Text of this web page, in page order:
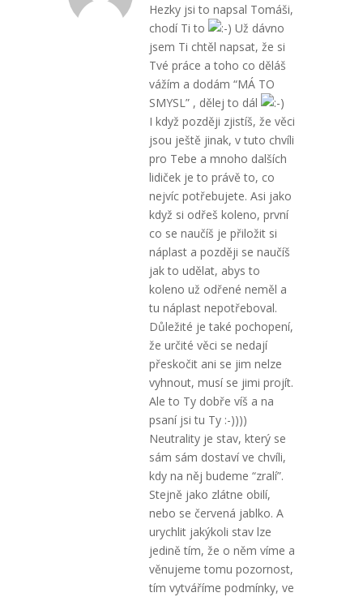
Hezky jsi to napsal Tomáši,
chodí Ti to
Už dávno
jsem Ti chtěl napsat, že si
Tvé práce a toho co děláš
vážím a dodám “MÁ TO
SMYSL” , dělej to dál
I když později zjistíš, že věci
jsou ještě jinak, v tuto chvíli
pro Tebe a mnoho dalších
lidiček je to právě to, co
nejvíc potřebujete. Asi jako
když si odřeš koleno, první
co se naučíš je přiložit si
náplast a později se naučíš
jak to udělat, abys to
koleno už odřené neměl a
tu náplast nepotřeboval.
Důležité je také pochopení,
že určité věci se nedají
přeskočit ani se jim nelze
vyhnout, musí se jimi projít.
Ale to Ty dobře víš a na
psaní jsi tu Ty :-))))
Neutrality je stav, který se
sám sám dostaví ve chvíli,
kdy na něj budeme “zralí”.
Stejně jako zlátne obilí,
nebo se červená jablko. A
urychlit jakýkoli stav lze
jedině tím, že o něm víme a
věnujeme tomu pozornost,
tím vytváříme podmínky, ve